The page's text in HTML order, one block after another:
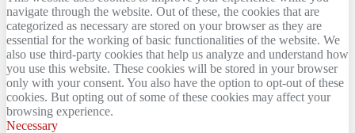
navigate through the website. Out of these, the cookies that are
categorized as necessary are stored on your browser as they are
essential for the working of basic functionalities of the website. We
also use third-party cookies that help us analyze and understand how
you use this website. These cookies will be stored in your browser
only with your consent. You also have the option to opt-out of these
cookies. But opting out of some of these cookies may affect your
browsing experience.
Necessary